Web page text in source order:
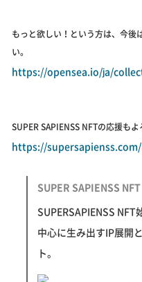
もっと欲しい！という方は、今後
い。
https://opensea.io/ja/
SUPER SAPIENSS NFTの応援も
https://
SUPER SAPIENSS NFT
SUPERSAPIENSS
中心に生み出すIP展開
ト。